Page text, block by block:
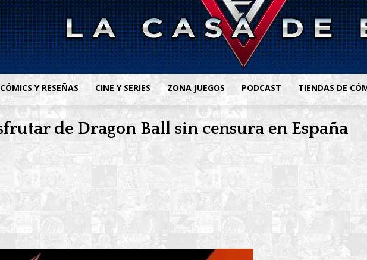
CÓMICS Y RESEÑAS CINE Y SERIES ZONA JUEGOS PODCAST TIENDAS DE
de Dragon Ball sin censura en España